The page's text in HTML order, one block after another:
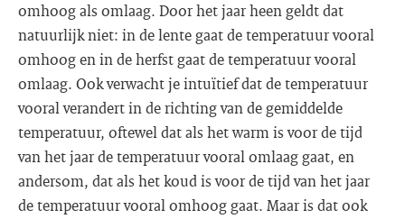
omhoog als omlaag. Door het jaar heen geldt dat
natuurlijk niet: in de lente gaat de temperatuur vooral
omhoog en in de herfst gaat de temperatuur vooral
omlaag. Ook verwacht je intuïtief dat de temperatuur
vooral verandert in de richting van de gemiddelde
temperatuur, oftewel dat als het warm is voor de tijd
van het jaar de temperatuur vooral omlaag gaat, en
andersom, dat als het koud is voor de tijd van het jaar
de temperatuur vooral omhoog gaat. Maar is dat ook